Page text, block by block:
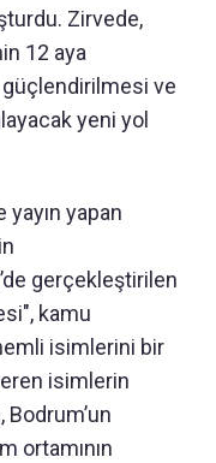
Zirvede,
12 aya
güçlendirilmesi ve
yeni yol
yapan
gerçekleştirilen
kamu
isimlerini bir
isimlerin
Bodrum’un
ortamının